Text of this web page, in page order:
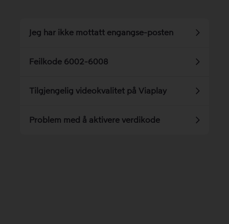
Jeg har ikke mottatt engangse-posten
Feilkode 6002-6008
Tilgjengelig videokvalitet på Viaplay
Problem med å aktivere verdikode